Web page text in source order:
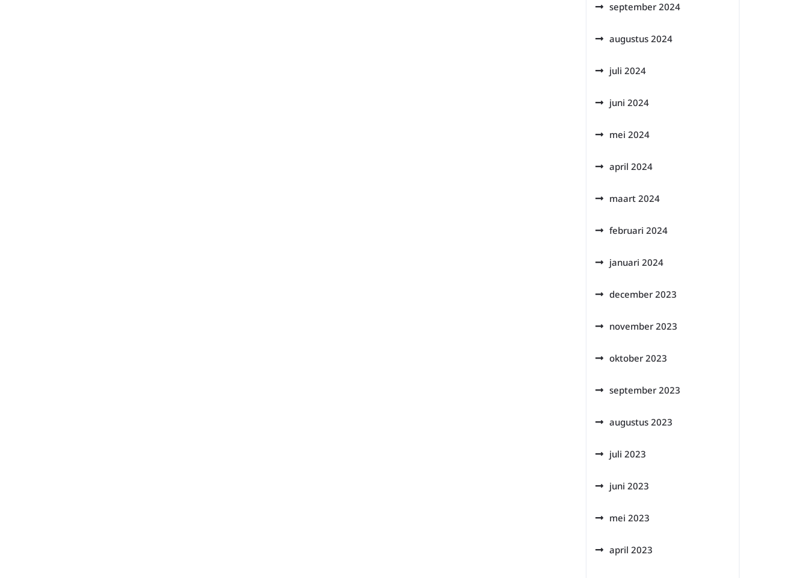
september 2024
augustus 2024
juli 2024
juni 2024
mei 2024
april 2024
maart 2024
februari 2024
januari 2024
december 2023
november 2023
oktober 2023
september 2023
augustus 2023
juli 2023
juni 2023
mei 2023
april 2023